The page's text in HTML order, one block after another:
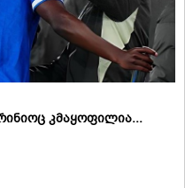
კმაყოფილია...